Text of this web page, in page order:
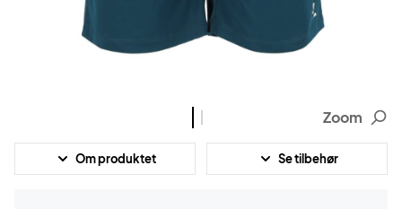
Zoom
Om produktet Se tilbehør